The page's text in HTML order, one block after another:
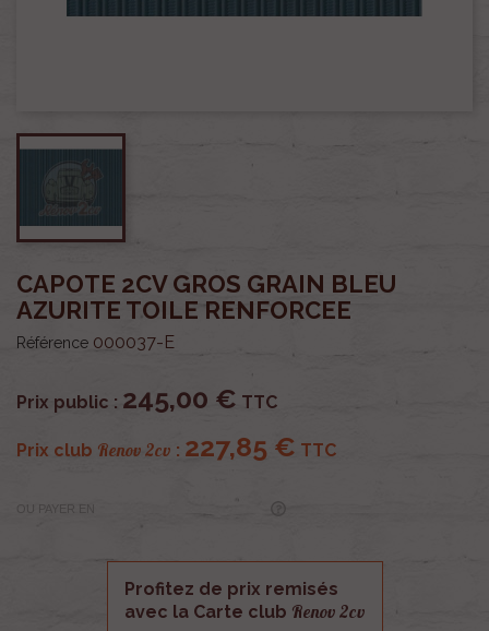
CAPOTE 2CV GROS GRAIN BLEU
AZURITE TOILE RENFORCEE
Référence 000037-E
Prix public : 245,00 € TTC
Prix club Renov 2cv : 227,85 € TTC
Profitez de prix remisés
avec la Carte club Renov 2cv